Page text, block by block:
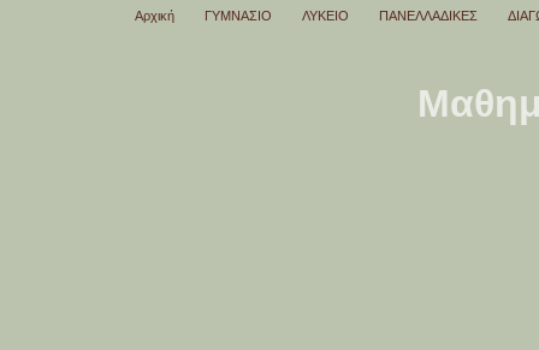
Αρχική ΓΥΜΝΑΣΙΟ ΛΥΚΕΙΟ ΠΑΝΕΛΛΑΔΙΚΕΣ